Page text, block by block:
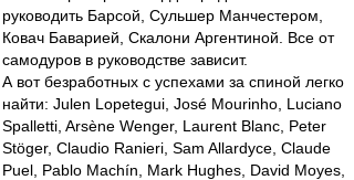
руководить Барсой, Сульшер Манчестером,
Ковач Баварией, Скалони Аргентиной. Все от
самодуров в руководстве зависит.
А вот безработных с успехами за спиной легко
найти: Julen Lopetegui, José Mourinho, Luciano
Spalletti, Arsène Wenger, Laurent Blanc, Peter
Stöger, Claudio Ranieri, Sam Allardyce, Claude
Puel, Pablo Machín, Mark Hughes, David Moyes,